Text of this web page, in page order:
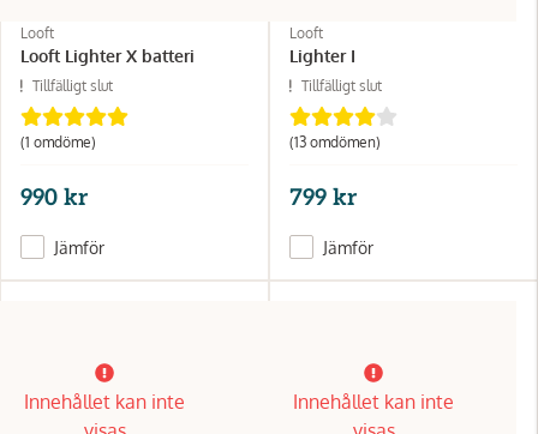
Looft
Looft Lighter X batteri
Tillfälligt slut
(1 omdöme)
990 kr
Jämför
Looft
Lighter I
Tillfälligt slut
(13 omdömen)
799 kr
Jämför
Innehållet kan inte
Innehållet kan inte